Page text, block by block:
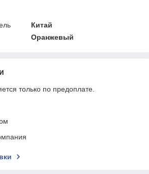
Китай
Оранжевый
только по предоплате.